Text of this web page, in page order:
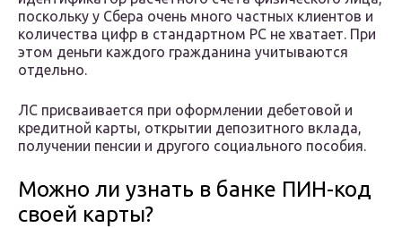
поскольку у Сбера очень много частных клиентов и
количества цифр в стандартном РС не хватает. При
этом деньги каждого гражданина учитываются
отдельно.
ЛС присваивается при оформлении дебетовой и
кредитной карты, открытии депозитного вклада,
получении пенсии и другого социального пособия.
Можно ли узнать в банке ПИН-код
своей карты?